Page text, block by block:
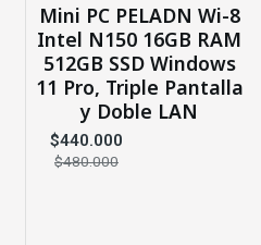
Mini PC PELADN Wi-8
Intel N150 16GB RAM
512GB SSD Windows
11 Pro, Triple Pantalla
y Doble LAN
$440.000
$480.000